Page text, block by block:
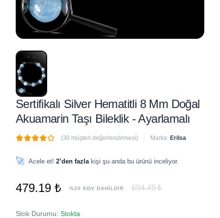
Sertifikalı Silver Hematitli 8 Mm Doğal
Akuamarin Taşı Bileklik - Ayarlamalı
(30 müşteri değerlendirmesi) Marka: Erilsa
🚀 Acele et! 2’den fazla kişi şu anda bu ürünü inceliyor.
479.19 ₺ %20 KDV DAHİLDİR 694.45 ₺
Stok Durumu: Stokta